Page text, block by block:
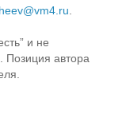
.
и не
Позиция автора